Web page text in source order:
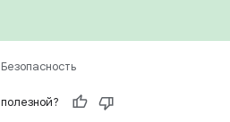
Безопасность